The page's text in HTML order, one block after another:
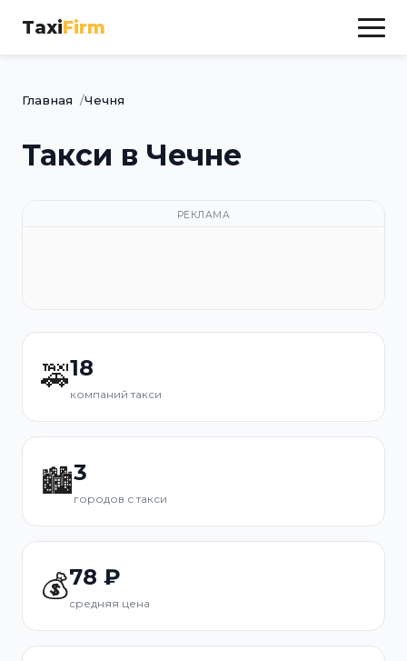
TaxiFirm
Главная Чечня
Такси в Чечне
РЕКЛАМА
🚕18
компаний такси
🏙️3
городов с такси
💰78 ₽
средняя цена